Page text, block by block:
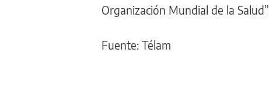
Organización Mundial de la Salud”.
Fuente: Télam